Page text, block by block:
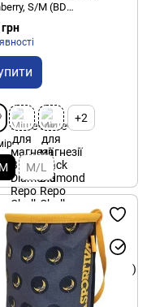
S/M (BD
+2
M/L